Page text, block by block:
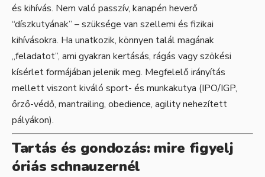
és kihívás. Nem való passzív, kanapén heverő
“díszkutyának” – szüksége van szellemi és fizikai
kihívásokra. Ha unatkozik, könnyen talál magának
„feladatot”, ami gyakran kertásás, rágás vagy szökési
kísérlet formájában jelenik meg. Megfelelő irányítás
mellett viszont kiváló sport- és munkakutya (IPO/IGP,
őrző-védő, mantrailing, obedience, agility nehezített
pályákon).
Tartás és gondozás: mire figyelj
óriás schnauzernél